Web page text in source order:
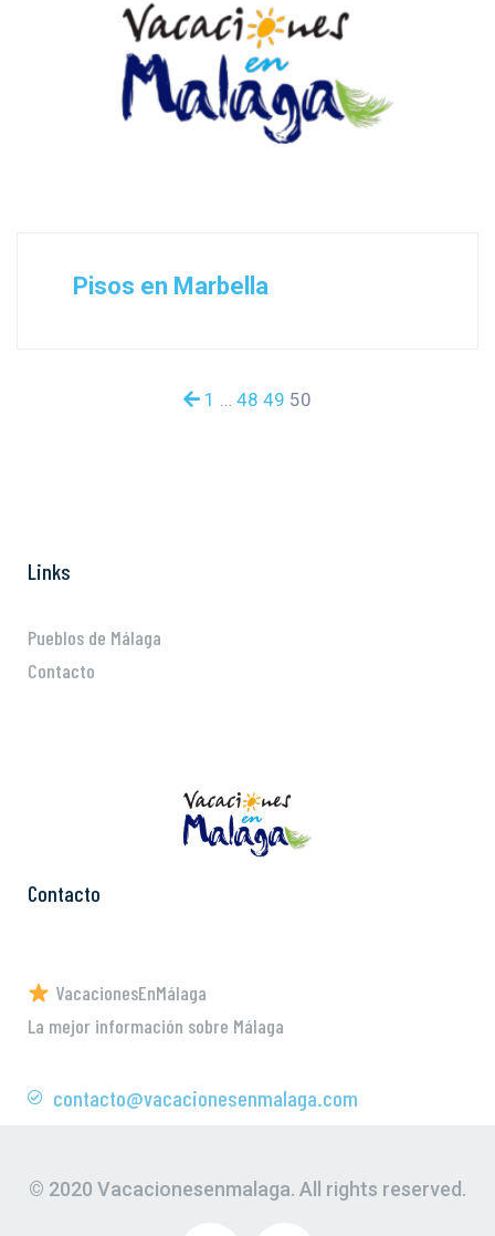
Pisos en Marbella
1 48 49 50
Links
Pueblos de Málaga
Contacto
Contacto
VacacionesEnMálaga
La mejor información sobre Málaga
contacto@vacacionesenmalaga.com
© 2020 Vacacionesenmalaga. All rights reserved.